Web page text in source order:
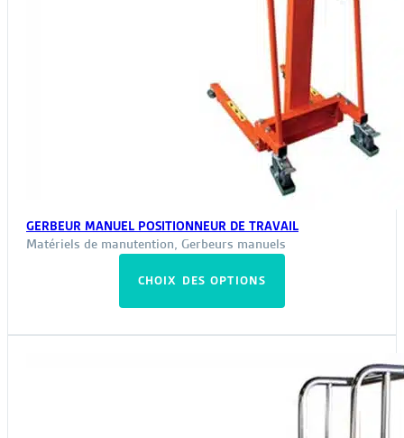
GERBEUR MANUEL POSITIONNEUR DE TRAVAIL
Matériels de manutention, Gerbeurs manuels
CHOIX DES OPTIONS
a
plusieurs
Les
options